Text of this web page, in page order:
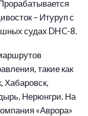
– Итуруп с
судах DHC-8.
такие как
Хабаровск,
Нерюнгри. На
«Аврора»